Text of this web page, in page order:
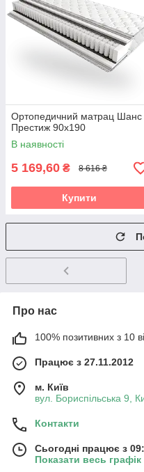
Ортопедичний матрац Шанс
Престиж 90х190
В наявності
5 169,60 ₴ 8 616 ₴
Купити
Про нас
100% позитивних з 10
Працює з 27.11.2012
м. Київ
вул. Бориспільська 9,
Контакти
Сьогодні працює з
Показати весь